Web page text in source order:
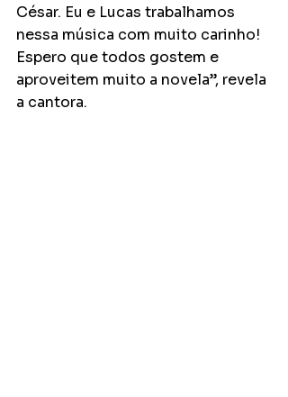
César. Eu e Lucas trabalhamos
nessa música com muito carinho!
Espero que todos gostem e
aproveitem muito a novela”, revela
a cantora.